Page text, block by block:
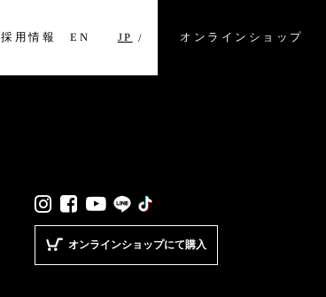
採用情報 EN JP オンラインショップ
Instagram
Facebook
YouTube
LINE
オンラインショップにて購入